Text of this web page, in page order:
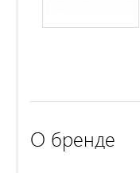
О бренде